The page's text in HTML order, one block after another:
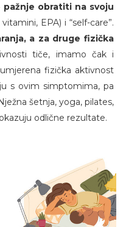
pažnje obratiti na svoju
EPA) i “self-care”.
a za druge fizička
tiče, imamo čak i
fizička aktivnost
s ovim simptomima, pa
šetnja, yoga, pilates,
odlične rezultate.